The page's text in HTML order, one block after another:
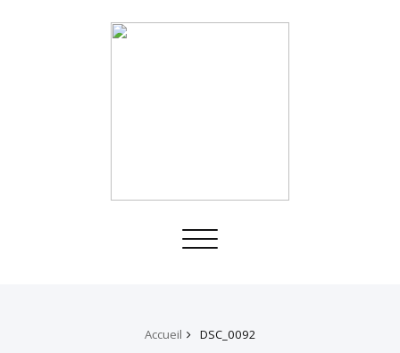
Toggle
Accueil DSC_0092